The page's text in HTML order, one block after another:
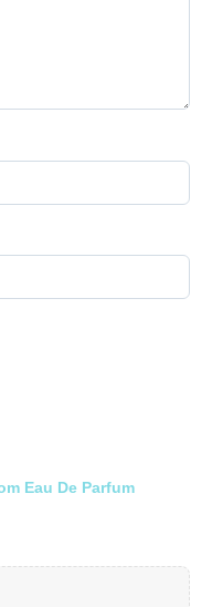
Eau De Parfum